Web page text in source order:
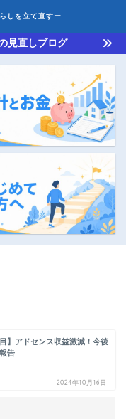
しを立て直すー
見直しブログ
】アドセンス収益激減！今後
告
2024年10月16日